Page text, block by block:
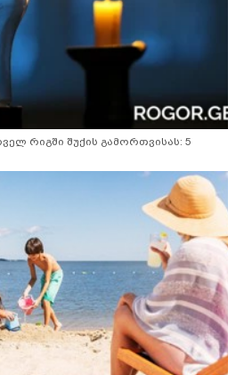
რიგში შუქის გამორთვისას: 5